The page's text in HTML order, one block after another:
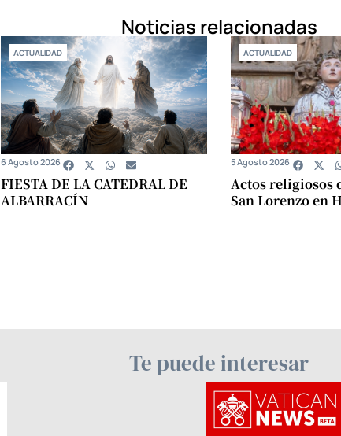
Noticias relacionadas
ACTUALIDAD
FIESTA DE LA CATEDRAL DE
ALBARRACÍN
6 Agosto 2026
ACTUALIDAD
Actos religiosos
San Lorenzo en
5 Agosto 2026
Te puede interesar